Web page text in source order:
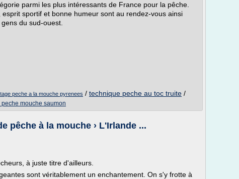
parmi les plus intéressants de France pour la pêche.
sportif et bonne humeur sont au rendez-vous ainsi
du sud-ouest.
peche a la mouche pyrenees / technique peche au toc truite /
mouche saumon
pêche à la mouche › L'Irlande ...
à juste titre d'ailleurs.
sont véritablement un enchantement. On s'y frotte à